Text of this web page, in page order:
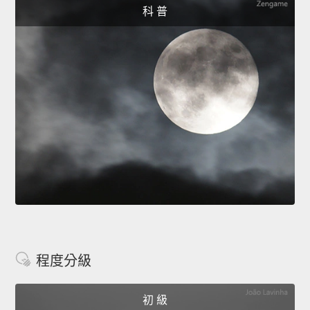
科 普
程度分級
初 級